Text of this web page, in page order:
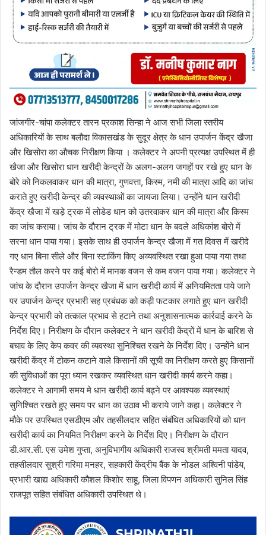
जांजगीर-चांपा कलेक्टर तारन प्रकाश सिन्हा ने आज सभी जिला स्तरीय
अधिकारियों के साथ बलौदा विकासखंड के सुदूर क्षेत्र के धान उपार्जन केंद्र खैजा
और खिसोरा का औचक निरीक्षण किया । कलेक्टर ने अपनी प्रत्यक्ष उपस्थित में ही
खैजा और खिसोरा धान खरीदी केन्द्रों के अलग-अलग जगहों पर रखे हुए धान के
बोरे को निकलवाकर धान की मात्रा, गुणवत्ता, किस्म, नमी की मात्रा आदि का जांच
कराते हुए खरीदी केन्द्र की व्यवस्थाओं का जायजा लिया। उन्होंने धान खरीदी
केंद्र खैजा में खड़े ट्रक में लोडेड धान को उतरवाकर धान की मात्रा और किस्म
का जांच कराया। जांच के दौरान ट्रक में मोटा धान के बदले अधिकांश बोरो में
सरना धान पाया गया। इसके साथ ही उपार्जन केन्द्र खैजा में गत दिवस में खरीदे
गए धान बिना सीले और बिना स्टाकिंग किए अव्यवस्थित रखा हुआ पाया गया तथा
रैन्डम तौल करने पर कई बोरो में मानक वजन से कम वजन पाया गया। कलेक्टर ने
जांच के दौरान उपार्जन केन्द्र खैजा में धान खरीदी कार्य में अनियमितता पाये जाने
पर उपार्जन केन्द्र प्रभारी सह प्रबंधक को कड़ी फटकार लगाते हुए धान खरीदी
केन्द्र प्रभारी को तत्काल प्रभाव से हटाने तथा अनुशासनात्मक कार्रवाई करने के
निर्देश दिए। निरीक्षण के दौरान कलेक्टर ने धान खरीदी केंद्रों में धान के बारिश से
बचाव के लिए केप कवर की व्यवस्था सुनिश्चित रखने के निर्देश दिए। उन्होंने धान
खरीदी केंद्र में टोकन कटाने वाले किसानों की सूची का निरीक्षण करते हुए किसानों
की सुविधाओं का पूरा ध्यान रखकर व्यवस्थित धान खरीदी कार्य करने कहा।
कलेक्टर ने आगामी समय मे धान खरीदी कार्य बढ़ने पर आवश्यक व्यवस्थाएं
सुनिश्चित रखते हुए समय पर धान का उठाव भी कराये जाने कहा। कलेक्टर ने
मौके पर उपस्थित एसडीएम और तहसीलदार सहित संबंधित अधिकारियों को धान
खरीदी कार्य का नियमित निरीक्षण करने के निर्देश दिए। निरीक्षण के दौरान
डी.आर.सी. एस उमेश गुप्ता, अनुविभागीय अधिकारी राजस्व श्रीमती ममता यादव,
तहसीलदार सुश्री गरिमा मनहर, सहकारी केंद्रीय बैंक के नोडल अश्विनी पांडेय,
प्रभारी खाद्य अधिकारी कौशल किशोर साहू, जिला विपणन अधिकारी सुनिल सिंह
राजपूत सहित संबंधित अधिकारी उपस्थित थे।